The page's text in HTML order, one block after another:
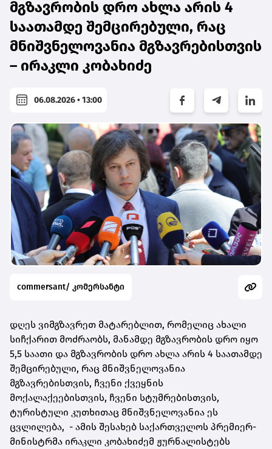
მგზავრობის დრო ახლა არის 4
საათამდე შემცირებული, რაც
მნიშვნელოვანია მგზავრებისთვის
– ირაკლი კობახიძე
06.08.2026 • 13:00
commersant/ კომერსანტი
დღეს ვიმგზავრეთ მატარებლით, რომელიც ახალი
სიჩქარით მოძრაობს, მანამდე მგზავრობის დრო იყო
5,5 საათი და მგზავრობის დრო ახლა არის 4 საათამდე
შემცირებული, რაც მნიშვნელოვანია
მგზავრებისთვის, ჩვენი ქვეყნის
მოქალაქეებისთვის, ჩვენი სტუმრებისთვის,
ტურისტული კუთხითაც მნიშვნელოვანია ეს
ცვლილება, - ამის შესახებ საქართველოს პრემიერ-
მინისტრმა ირაკლი კობახიძემ ჟურნალისტებს